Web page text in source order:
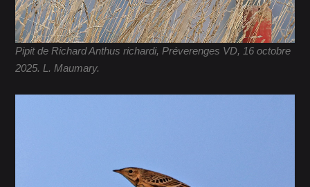
Pipit de Richard Anthus richardi, Préverenges VD, 16 octobre
2025. L. Maumary.